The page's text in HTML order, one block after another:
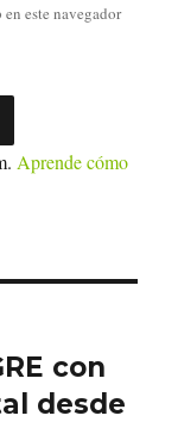
este navegador
Aprende cómo
con
desde